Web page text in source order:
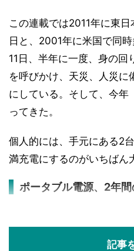
この連載では2011年に東
日と、2001年に米国で同
11日、半年に一度、身の回
を呼びかけ、天災、人災に
にしている。そして、今
ってきた。
個人的には、手元にある2
満充電にするのがいちばん
ポータブル電源、2年間
記事